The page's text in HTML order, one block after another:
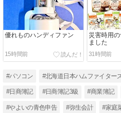
優れものハンディファン
15時間前
災害時用
ました
31時間前
#パソコン #北海道日本ハムファイター
#日商簿記 #日商簿記3級 #商業簿記
#やよいの青色申告 #弥生会計 #家庭